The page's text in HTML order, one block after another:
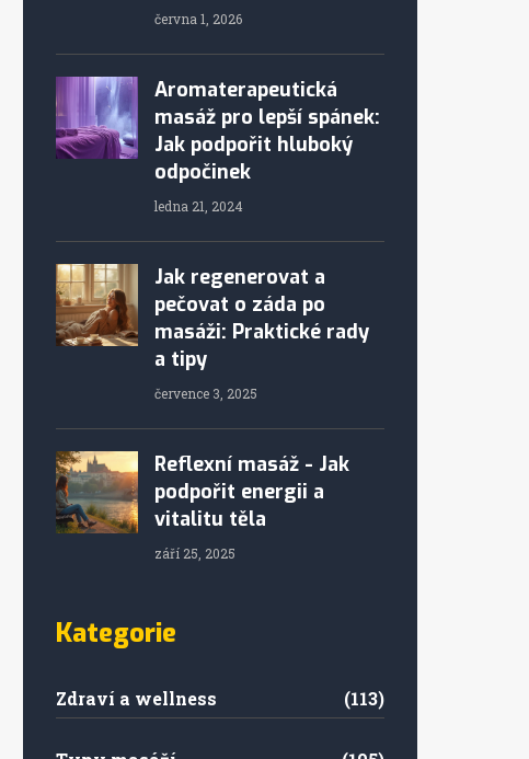
června 1, 2026
Aromaterapeutická
masáž pro lepší spánek:
Jak podpořit hluboký
odpočinek
ledna 21, 2024
Jak regenerovat a
pečovat o záda po
masáži: Praktické rady
a tipy
července 3, 2025
Reflexní masáž - Jak
podpořit energii a
vitalitu těla
září 25, 2025
Kategorie
Zdraví a wellness (113)